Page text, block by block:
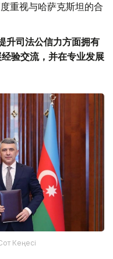
重视与哈萨克斯坦的合
升司法公信力方面拥有
验交流，并在专业发展
Кеңесі